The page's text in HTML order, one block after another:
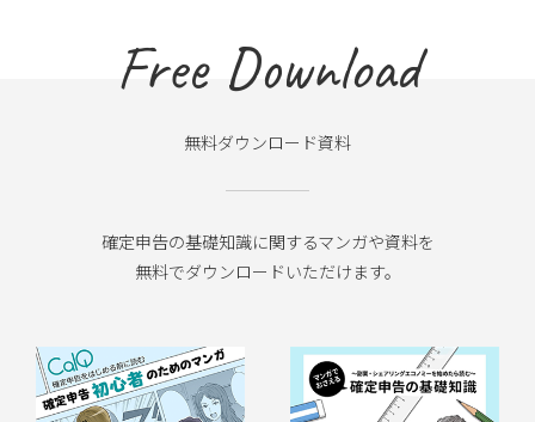
Free Download
無料ダウンロード資料
確定申告の基礎知識に関するマンガや資料を
無料でダウンロードいただけます。